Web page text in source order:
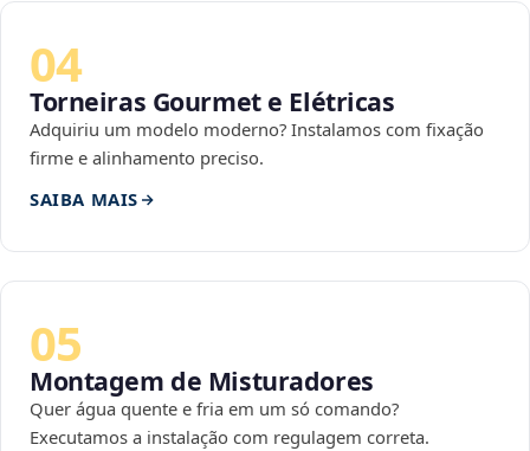
04
Torneiras Gourmet e Elétricas
Adquiriu um modelo moderno? Instalamos com fixação
firme e alinhamento preciso.
SAIBA MAIS
05
Montagem de Misturadores
Quer água quente e fria em um só comando?
Executamos a instalação com regulagem correta.